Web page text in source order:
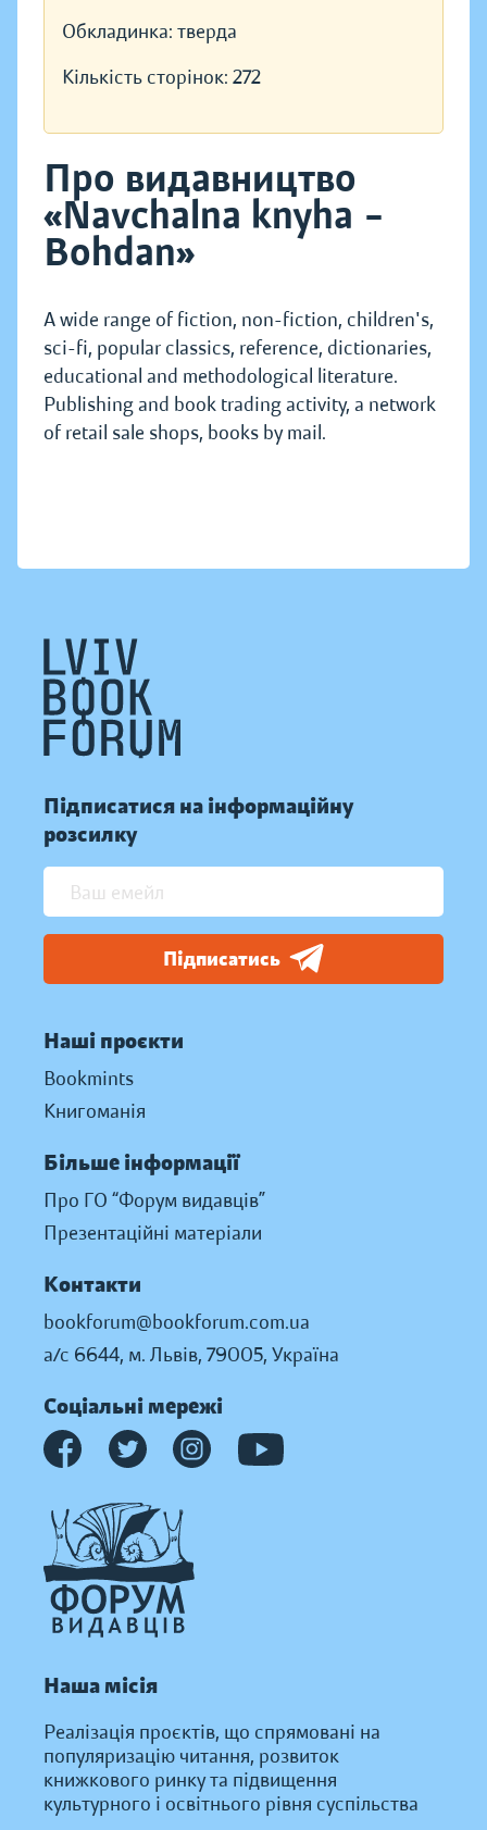
Обкладинка: тверда
Кількість сторінок: 272
Про видавництво
«Navchalna knyha –
Bohdan»
A wide range of fiction, non-fiction, children's,
sci-fi, popular classics, reference, dictionaries,
educational and methodological literature.
Publishing and book trading activity, a network
of retail sale shops, books by mail.
Підписатися на інформаційну
розсилку
Підписатись
Наші проєкти
Bookmints
Книгоманія
Більше інформації
Про ГО “Форум видавців”
Презентаційні матеріали
Контакти
bookforum@bookforum.com.ua
а/с 6644, м. Львів, 79005, Україна
Соціальні мережі
Наша місія
Реалізація проєктів, що спрямовані на
популяризацію читання, розвиток
книжкового ринку та підвищення
культурного і освітнього рівня суспільства